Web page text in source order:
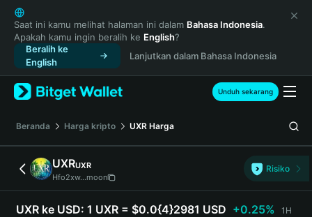
English
日本語
Tiếng Việt
Русский
Español (Latinoamérica)
Türkçe
Français
Deutsch
简体中文
繁體中文
Português (Portugal)
Bahasa Indonesia
Saat ini kamu melihat halaman ini dalam Bahasa Indonesia.
Apakah kamu ingin beralih ke English?
Beralih ke
English
Lanjutkan dalam Bahasa Indonesia
Unduh sekarang
Beranda Harga kripto UXR Harga
UXRUXR
Hfo2xw...moon
Risiko
UXR ke USD: 1 UXR = $0.0{4}2981 USD +0.25% 1H